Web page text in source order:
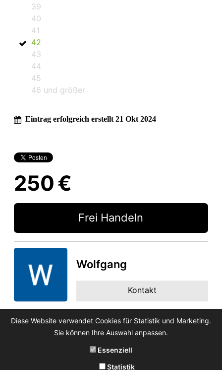
39
40
41
42
43
44
45
46 und größer
Eintrag erfolgreich erstellt 21 Okt 2024
250 €
Frei Handeln
Wolfgang
Kontakt
Diese Website verwendet Cookies für Statistik und Marketing.
Sie können Ihre Auswahl anpassen.
Essenziell
Statistik